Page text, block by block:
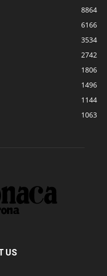
8864
6166
3534
2742
1806
1496
1144
1063
US